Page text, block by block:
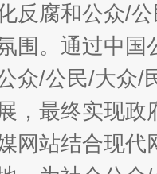
反腐和公众/
围。通过中
众/公民/大众/
，最终实现
网站结合现